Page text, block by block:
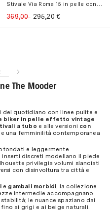
369,00 295,20€
The Mooder
del quotidiano con linee pulite e
biker in pelle effetto vintage
a tubo e alle versioni con
una femminilità contemporanea
e leggermente
discreti modellano il piede
privilegia volumi slanciati
con disinvoltura tra città e
e gambali morbidi , la collezione
intermedie accompagnano
le nuance spaziano dai
, fino ai grigi e ai beige naturali.